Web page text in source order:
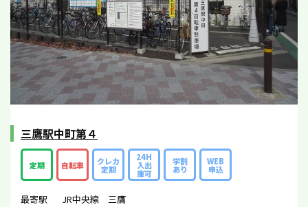
三鷹駅中町第４
定期 自転車 クレカ
定期
24H
入出
庫可
学割
あり
WEB
申込
最寄駅
JR中央線 三鷹